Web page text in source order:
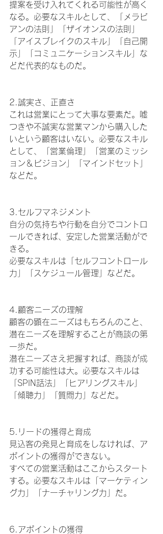
提案を受け入れてくれる可能性が高く
なる。必要なスキルとして、「メラビ
アンの法則」「ザイオンスの法則」
「アイスブレイクのスキル」「自己開
示」「コミュニケーションスキル」な
どだ代表的なものだ。
2.誠実さ、正直さ
これは営業にとって大事な要素だ。嘘
つきや不誠実な営業マンから購入した
いという顧客はいない。必要なスキル
として、「営業倫理」「営業のミッシ
ョン＆ビジョン」「マインドセット」
などだ。
3.セルフマネジメント
自分の気持ちや行動を自分でコントロ
ールできれば、安定した営業活動がで
きる。
必要なスキルは「セルフコントロール
力」「スケジュール管理」などだ。
4.顧客ニーズの理解
顧客の顕在ニーズはもちろんのこと、
潜在ニーズを理解することが商談の第
一歩だ。
潜在ニーズさえ把握すれば、商談が成
功する可能性は大。必要なスキルは
「SPIN話法」「ヒアリングスキル」
「傾聴力」「質問力」などだ。
5.リードの獲得と育成
見込客の発見と育成をしなければ、ア
ポイントの獲得ができない。
すべての営業活動はここからスタート
する。必要なスキルは「マーケティン
グ力」「ナーチャリング力」だ。
6.アポイントの獲得